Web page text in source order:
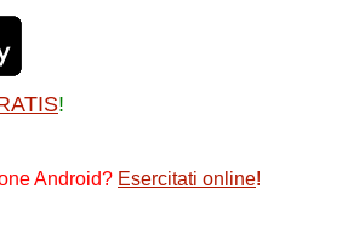
!
Android? Esercitati online!